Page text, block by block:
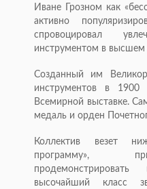
Иване Грозном как
активно
спровоцировал
инструментом в высшем
Созданный им
инструментов в
Всемирной выставке.
медаль и орден
Коллектив везет
программу»,
высочайший класс